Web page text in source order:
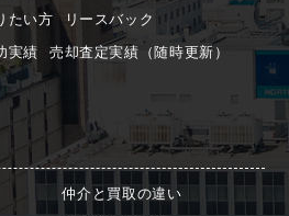
たい方
リースバック
実績
売却査定実績（随時更新）
仲介と買取の違い